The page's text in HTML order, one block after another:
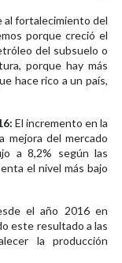
al fortalecimiento del
porque creció el
del subsuelo o
porque hay más
hace rico a un país,
El incremento en la
mejora del mercado
a 8,2% según las
el nivel más bajo
el año 2016 en
este resultado a las
la producción